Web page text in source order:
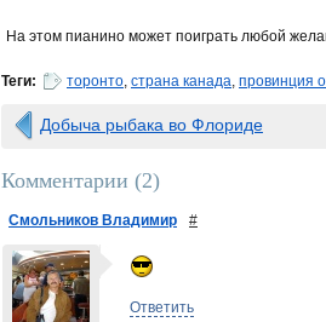
На этом пианино может поиграть любой
Теги: торонто, страна канада, провинция
Добыча рыбака во Флориде
Комментарии (2)
Смольников Владимир #
Ответить